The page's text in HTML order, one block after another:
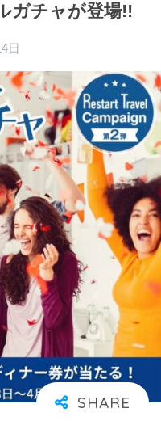
ガチャが登場!!
日